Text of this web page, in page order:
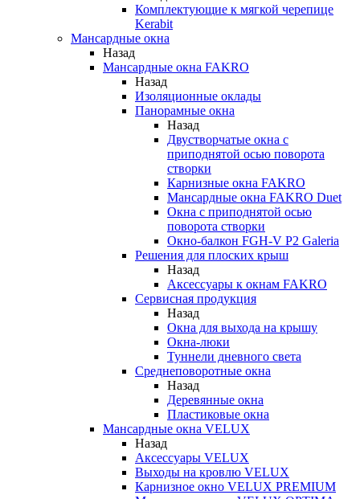
Комплектующие к мягкой черепице
Kerabit
Мансардные окна
Назад
Мансардные окна FAKRO
Назад
Изоляционные оклады
Панорамные окна
Назад
Двустворчатые окна с
приподнятой осью поворота
створки
Карнизные окна FAKRO
Мансардные окна FAKRO Duet
Окна с приподнятой осью
поворота створки
Окно-балкон FGH-V P2 Galeria
Решения для плоских крыш
Назад
Аксессуары к окнам FAKRO
Сервисная продукция
Назад
Окна для выхода на крышу
Окна-люки
Туннели дневного света
Среднеповоротные окна
Назад
Деревянные окна
Пластиковые окна
Мансардные окна VELUX
Назад
Аксессуары VELUX
Выходы на кровлю VELUX
Карнизное окно VELUX PREMIUM